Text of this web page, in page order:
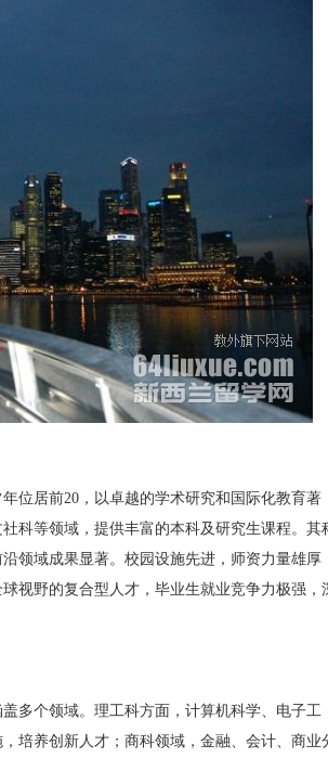
位居前20，以卓越的学术研究和国际化教育著
科等领域，提供丰富的本科及研究生课程。其
领域成果显著。校园设施先进，师资力量雄厚
视野的复合型人才，毕业生就业竞争力极强，
多个领域。理工科方面，计算机科学、电子工
培养创新人才；商科领域，金融、会计、商业